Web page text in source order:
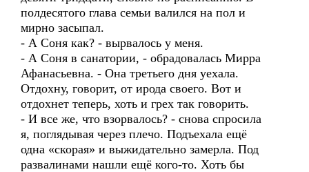
полдесятого глава семьи валился на пол и
мирно засыпал.
- А Соня как? - вырвалось у меня.
- А Соня в санатории, - обрадовалась Мирра
Афанасьевна. - Она третьего дня уехала.
Отдохну, говорит, от ирода своего. Вот и
отдохнет теперь, хоть и грех так говорить.
- И все же, что взорвалось? - снова спросила
я, поглядывая через плечо. Подъехала ещё
одна «скорая» и выжидательно замерла. Под
развалинами нашли ещё кого-то. Хоть бы